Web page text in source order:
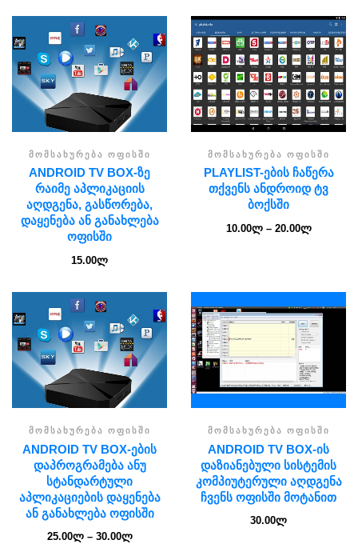
ᲛᲝᲛᲡᲐᲮᲣᲠᲔᲑᲐ ᲝᲤᲘᲡᲨᲘ
ANDROID TV BOX-ᲖᲔ
ᲠᲐᲘᲛᲔ ᲐᲞᲚᲘᲙᲐᲪᲘᲘᲡ
ᲐᲦᲓᲒᲔᲜᲐ, ᲒᲐᲡᲬᲝᲠᲔᲑᲐ,
ᲓᲐᲧᲔᲜᲔᲑᲐ ᲐᲜ ᲒᲐᲜᲐᲮᲚᲔᲑᲐ
ᲝᲤᲘᲡᲨᲘ
15.00ლ
ᲛᲝᲛᲡᲐᲮᲣᲠᲔᲑᲐ ᲝᲤᲘᲡᲨᲘ
PLAYLIST-ᲔᲑᲘᲡ ᲩᲐᲬᲔᲠᲐ
ᲗᲥᲕᲔᲜᲡ ᲐᲜᲓᲠᲝᲘᲓ ᲢᲕ
ᲑᲝᲥᲡᲨᲘ
10.00ლ– 20.00ლ
ᲛᲝᲛᲡᲐᲮᲣᲠᲔᲑᲐ ᲝᲤᲘᲡᲨᲘ
ANDROID TV BOX-ᲔᲑᲘᲡ
ᲓᲐᲞᲠᲝᲒᲠᲐᲛᲔᲑᲐ ᲐᲜᲣ
ᲡᲢᲐᲜᲓᲐᲠᲢᲣᲚᲘ
ᲐᲞᲚᲘᲙᲐᲪᲘᲔᲑᲘᲡ ᲓᲐᲧᲔᲜᲔᲑᲐ
ᲐᲜ ᲒᲐᲜᲐᲮᲚᲔᲑᲐ ᲝᲤᲘᲡᲨᲘ
25.00ლ– 30.00ლ
ᲛᲝᲛᲡᲐᲮᲣᲠᲔᲑᲐ ᲝᲤᲘᲡᲨᲘ
ANDROID TV BOX-ᲘᲡ
ᲓᲐᲖᲘᲐᲜᲔᲑᲣᲚᲘ ᲡᲘᲡᲢᲔᲛᲘᲡ
ᲙᲝᲛᲞᲘᲣᲢᲔᲠᲣᲚᲘ ᲐᲦᲓᲒᲔᲜᲐ
ᲩᲕᲔᲜᲡ ᲝᲤᲘᲡᲨᲘ ᲛᲝᲢᲐᲜᲘᲗ
30.00ლ